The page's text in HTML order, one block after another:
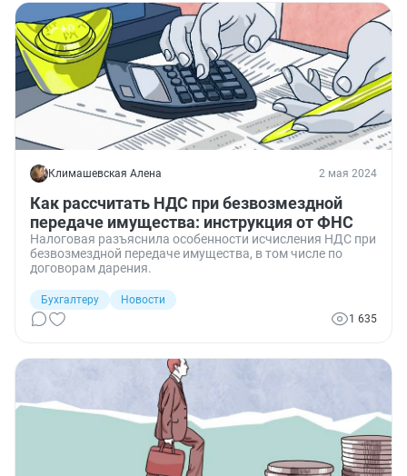
Климашевская Алена 2 мая 2024
Как рассчитать НДС при безвозмездной
передаче имущества: инструкция от ФНС
Налоговая разъяснила особенности исчисления НДС при
безвозмездной передаче имущества, в том числе по
договорам дарения.
Бухгалтеру
Новости
1 635